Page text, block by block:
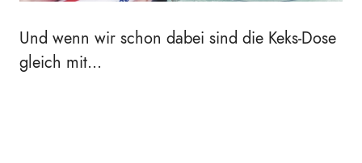
Und wenn wir schon dabei sind die Keks-Dose
gleich mit...